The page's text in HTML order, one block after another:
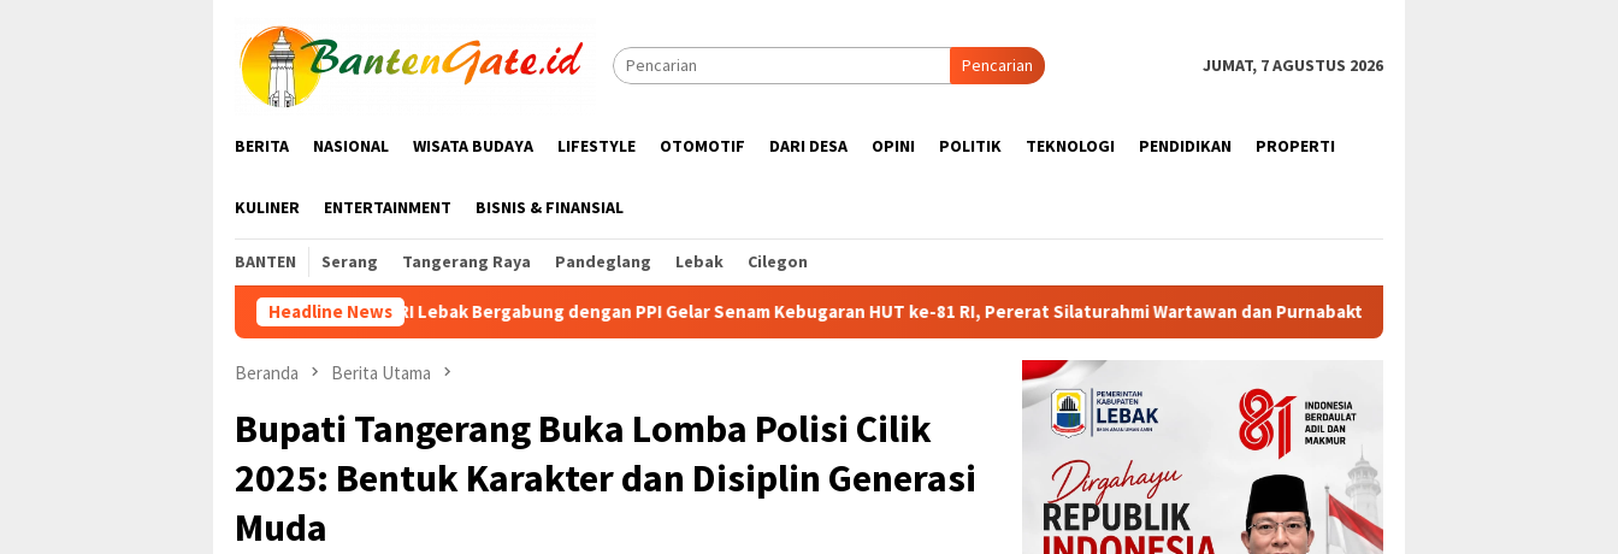
konten
Pencarian JUMAT, 7 AGUSTUS 2026
BERITA NASIONAL WISATA BUDAYA LIFESTYLE OTOMOTIF DARI DESA OPINI POLITIK TEKNOLOGI PENDIDIKAN PROPERTI
KULINER ENTERTAINMENT BISNIS & FINANSIAL
BANTEN Serang Tangerang Raya Pandeglang Lebak Cilegon
Headline News
KWRI Lebak Bergabung dengan PPI Gelar Senam Kebugaran HUT ke-81 RI, Pererat Silaturahmi Wartawan dan Purnabakti Ratusan Purna Bhakti dan Warga Siap Meriahkan
Beranda Berita Utama
Bupati Tangerang Buka Lomba Polisi Cilik
2025: Bentuk Karakter dan Disiplin Generasi
Muda